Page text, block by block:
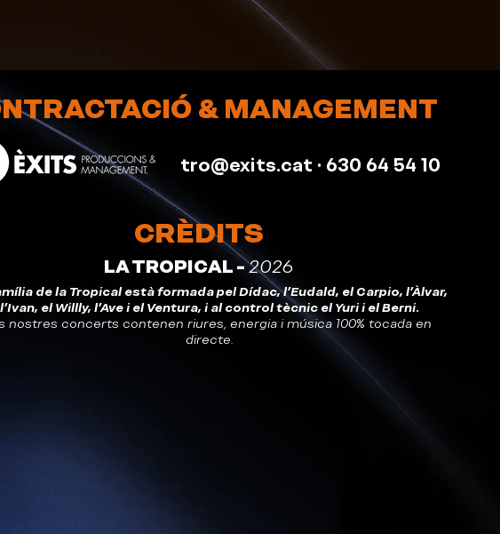
& MANAGEMENT
tro@exits.cat · 630 64 54 10
CRÈDITS
LA TROPICAL -2026
de la Tropical està formada pel Dídac, l'Eudald, el Carpio, l'Àlvar,
l'Ivan, el Willly, l'Ave i el Ventura, i al control tècnic el Yuri i el Berni.
nostres concerts contenen riures, energia i música 100% tocada en
directe.